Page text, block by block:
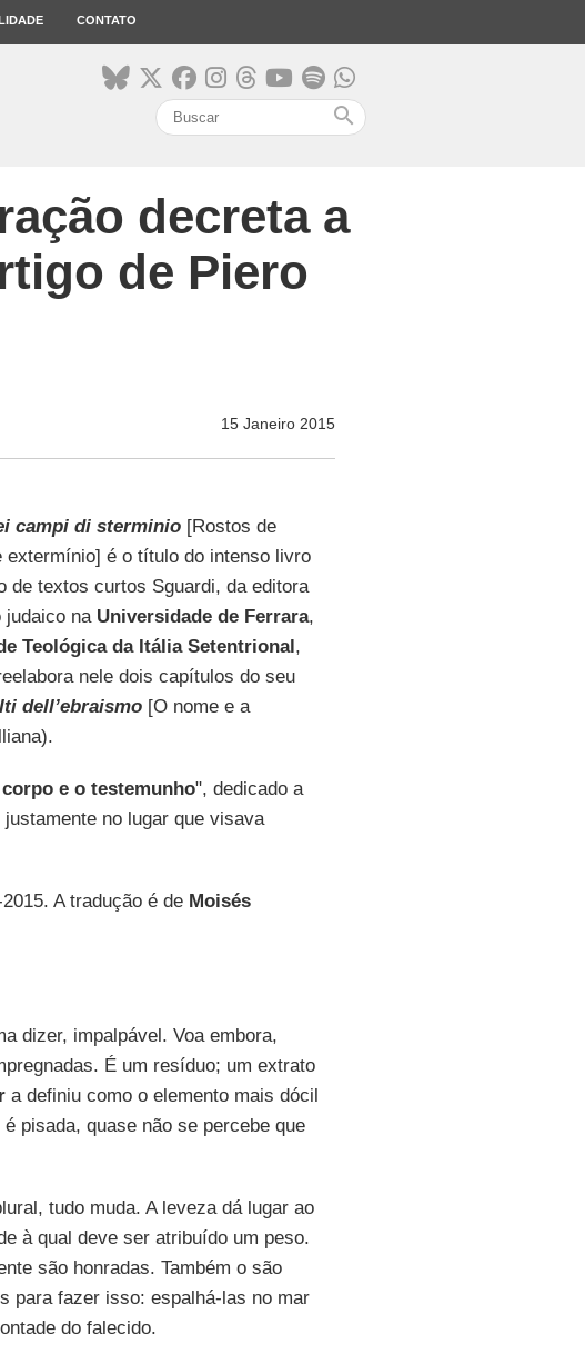
CONTATO
search
decreta a
de Piero
15 Janeiro 2015
campi di sterminio [Rostos de
é o título do intenso livro
de textos curtos Sguardi, da editora
judaico na Universidade de Ferrara,
Teológica da Itália Setentrional,
nele dois capítulos do seu
dell’ebraismo [O nome e a
e o testemunho", dedicado a
no lugar que visava
A tradução é de Moisés
dizer, impalpável. Voa embora,
É um resíduo; um extrato
a definiu como o elemento mais dócil
pisada, quase não se percebe que
tudo muda. A leveza dá lugar ao
à qual deve ser atribuído um peso.
são honradas. Também o são
para fazer isso: espalhá-las no mar
do falecido.